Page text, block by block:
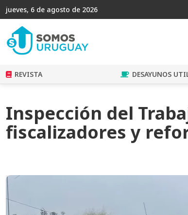
jueves, 6 de agosto de 2026
REVISTA DESAYUNOS
Inspección del
fiscalizadores y